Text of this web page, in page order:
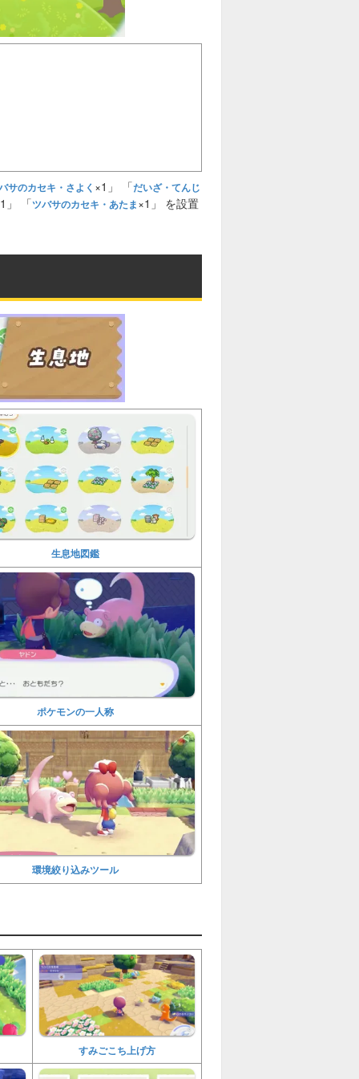
サのカセキ・さよく ×1」 「だいざ・てんじ
」 「ツバサのカセキ・あたま×1」 を設置
生息地図鑑
ポケモンの一人称
環境絞り込みツール
すみごこち上げ方